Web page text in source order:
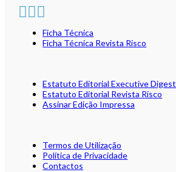
Ficha Técnica
Ficha Técnica Revista Risco
Estatuto Editorial Executive Digest
Estatuto Editorial Revista Risco
Assinar Edição Impressa
Termos de Utilização
Política de Privacidade
Contactos